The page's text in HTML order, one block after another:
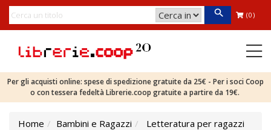
(0)
Per gli acquisti online: spese di spedizione gratuite da 25€ - Per i soci Coop
o con tessera fedeltà Librerie.coop gratuite a partire da 19€.
Home Bambini e Ragazzi
Letteratura per ragazzi